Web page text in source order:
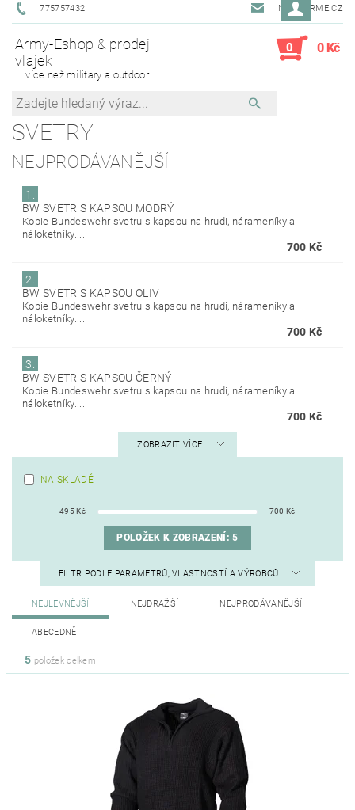
775757432 INFO@ARME.CZ
Army-Eshop & prodej
vlajek
... více než military a outdoor
0 0 Kč
SVETRY
NEJPRODÁVANĚJŠÍ
1.
BW SVETR S KAPSOU MODRÝ
Kopie Bundeswehr svetru s kapsou na hrudi, nárameníky a
náloketníky....
700 Kč
2.
BW SVETR S KAPSOU OLIV
Kopie Bundeswehr svetru s kapsou na hrudi, nárameníky a
náloketníky....
700 Kč
3.
BW SVETR S KAPSOU ČERNÝ
Kopie Bundeswehr svetru s kapsou na hrudi, nárameníky a
náloketníky....
700 Kč
ZOBRAZIT VÍCE
NA SKLADĚ
495Kč 700 Kč
POLOŽEK K ZOBRAZENÍ:5
FILTR PODLE PARAMETRŮ, VLASTNOSTÍ A VÝROBCŮ
NEJLEVNĚJŠÍ NEJDRAŽŠÍ NEJPRODÁVANĚJŠÍ
ABECEDNĚ
5 položek celkem